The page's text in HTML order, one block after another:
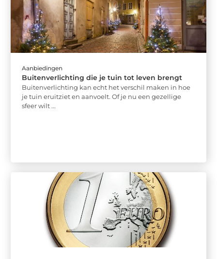
Aanbiedingen
Buitenverlichting die je tuin tot leven brengt
Buitenverlichting kan echt het verschil maken in hoe
je tuin eruitziet en aanvoelt. Of je nu een gezellige
sfeer wilt ...